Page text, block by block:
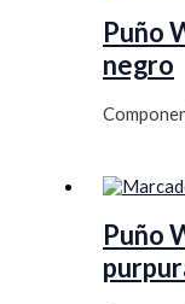
Puño
negro
Puño